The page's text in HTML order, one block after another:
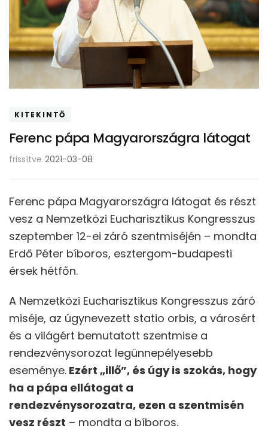
KITEKINTŐ
Ferenc pápa Magyarországra látogat
frissítve 2021-03-08
Ferenc pápa Magyarországra látogat és részt
vesz a Nemzetközi Eucharisztikus Kongresszus
szeptember 12-ei záró szentmiséjén – mondta
Erdő Péter bíboros, esztergom-budapesti
érsek hétfőn.
A Nemzetközi Eucharisztikus Kongresszus záró
miséje, az úgynevezett statio orbis, a városért
és a világért bemutatott szentmise a
rendezvénysorozat legünnepélyesebb
eseménye. Ezért „illő”, és úgy is szokás, hogy
ha a pápa ellátogat a
rendezvénysorozatra, ezen a szentmisén
vesz részt – mondta a bíboros.